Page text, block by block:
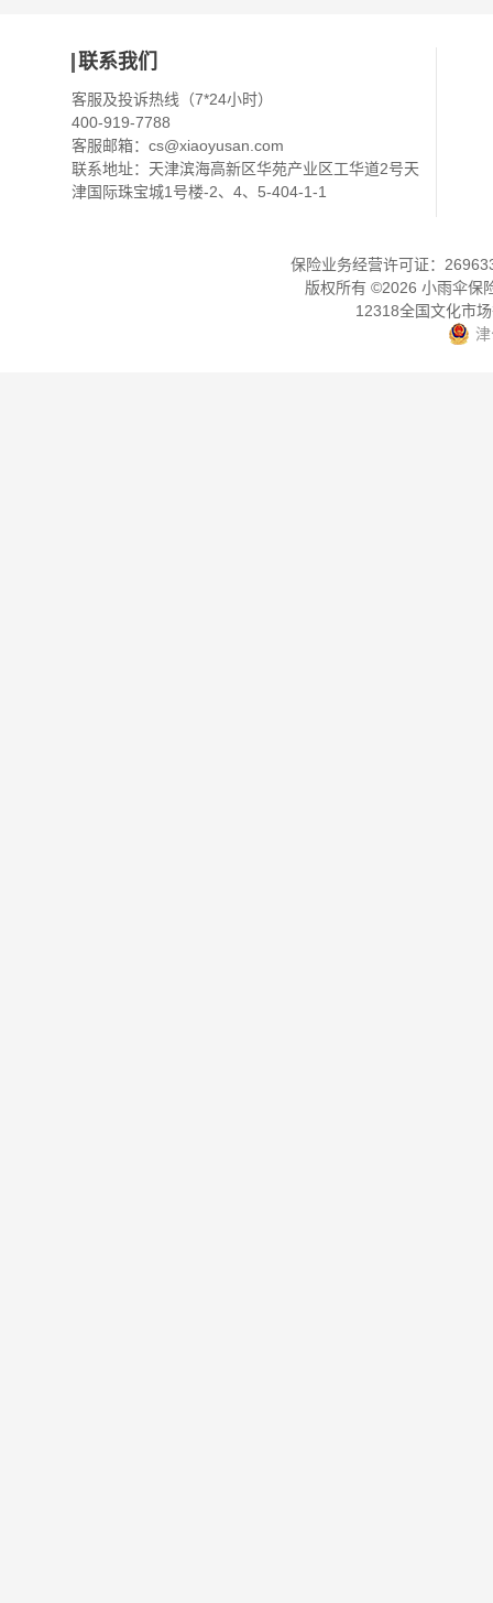
联系我们
客服及投诉热线（7*24小时）
400-919-7788
客服邮箱： cs@xiaoyusan.com
联系地址：天津滨海高新区华苑产业区工华道2号天
津国际珠宝城1号楼-2、4、5-404-1-1
保险业务经营许可证：
版权所有 ©2026 小雨伞保
12318全国文化市